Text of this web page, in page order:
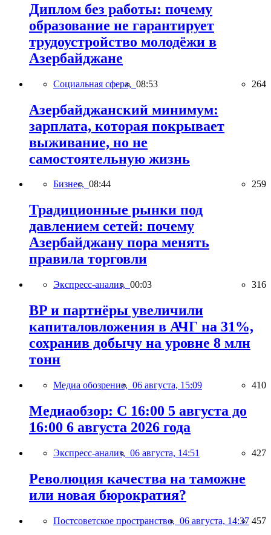
Диплом без работы: почему
образование не гарантирует
трудоустройство молодёжи в
Азербайджане
Социальная сфера, 08:53 264
Азербайджанский минимум:
зарплата, которая покрывает
выживание, но не
самостоятельную жизнь
Бизнес, 08:44 259
Традиционные рынки под
давлением сетей: почему
Азербайджану пора менять
правила торговли
Экспресс-анализ, 00:03 316
BP и партнёры увеличили
капиталовложения в АЧГ на 31%,
сохранив добычу на уровне 8 млн
тонн
Медиа обозрение, 06 августа, 15:09 410
Медиаобзор: С 16:00 5 августа до
16:00 6 августа 2026 года
Экспресс-анализ, 06 августа, 14:51 427
Революция качества на таможне
или новая бюрократия?
Постсоветское пространство, 06 августа, 14:37 457